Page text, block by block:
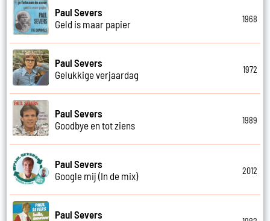
Paul Severs
Geld is maar papier
1968
Paul Severs
Gelukkige verjaardag
1972
Paul Severs
Goodbye en tot ziens
1989
Paul Severs
Google mij (In de mix)
2012
Paul Severs